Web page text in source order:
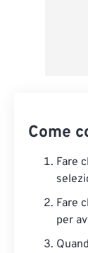
Come
Fare
Fare
per